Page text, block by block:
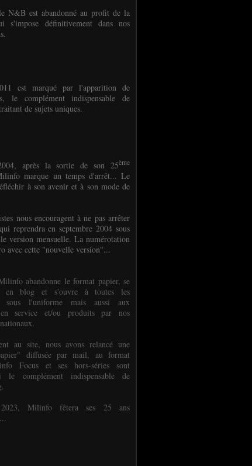
N&B est abandonné au profit de la
s'impose définitivement dans nos
est marqué par l'apparition de
le complément indispensable de
de sujets uniques.
après la sortie de son 25ème
marque un temps d'arrêt... Le
à son avenir et à son mode de
nous encouragent à ne pas arrêter
reprendra en septembre 2004 sous
version mensuelle. La numérotation
avec cette "nouvelle version"...
abandonne le format papier, se
en blog et s'ouvre à toutes les
sous l'uniforme mais aussi aux
service et/ou produits par nos
au site, nous avons relancé une
diffusée par mail, au format
Focus et ses hors-séries sont
le complément indispensable de
Milinfo fêtera ses 25 ans